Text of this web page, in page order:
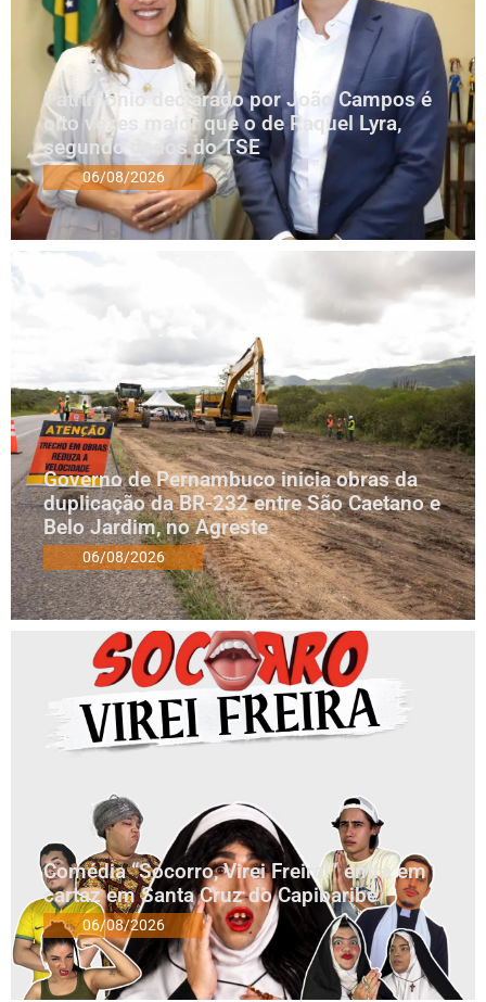
Patrimônio declarado por João Campos é
oito vezes maior que o de Raquel Lyra,
segundo dados do TSE
06/08/2026
Governo de Pernambuco inicia obras da
duplicação da BR-232 entre São Caetano e
Belo Jardim, no Agreste
06/08/2026
Comédia “Socorro, Virei Freira!” entra em
cartaz em Santa Cruz do Capibaribe
06/08/2026